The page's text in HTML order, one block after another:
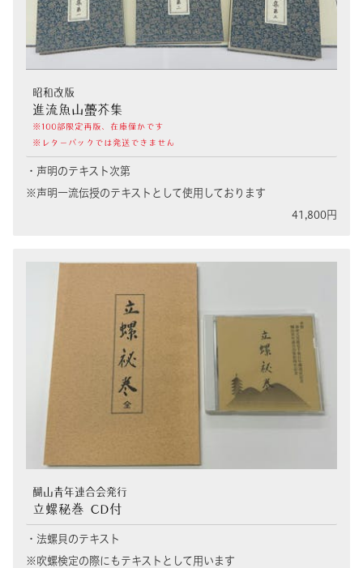
昭和改版
進流魚山蠆芥集
※100部限定再版、在庫僅かです
※レターパックでは発送できません
・声明のテキスト次第
※声明一流伝授のテキストとして使用しております
41,800円
醐山青年連合会発行
立螺秘巻 CD付
・法螺貝のテキスト
※吹螺検定の際にもテキストとして用います